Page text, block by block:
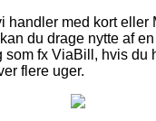
handler med kort eller
du drage nytte af en
fx ViaBill, hvis du
flere uger.